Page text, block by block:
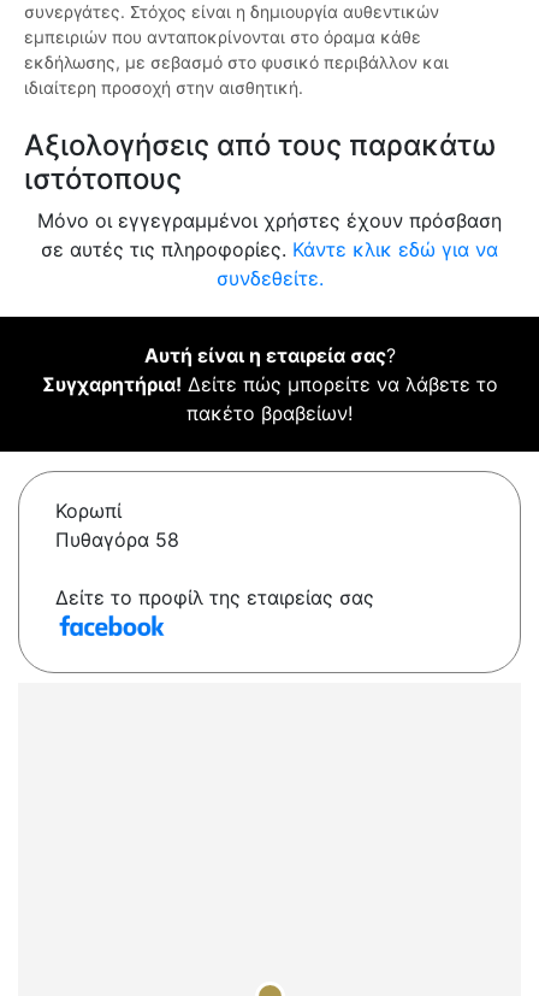
συνεργάτες. Στόχος είναι η δημιουργία αυθεντικών
εμπειριών που ανταποκρίνονται στο όραμα κάθε
εκδήλωσης, με σεβασμό στο φυσικό περιβάλλον και
ιδιαίτερη προσοχή στην αισθητική.
Αξιολογήσεις από τους παρακάτω
ιστότοπους
Μόνο οι εγγεγραμμένοι χρήστες έχουν πρόσβαση
σε αυτές τις πληροφορίες. Κάντε κλικ εδώ για να
συνδεθείτε.
Αυτή είναι η εταιρεία σας?
Συγχαρητήρια! Δείτε πώς μπορείτε να λάβετε το
πακέτο βραβείων!
Κορωπί
Πυθαγόρα 58
Δείτε το προφίλ της εταιρείας σας